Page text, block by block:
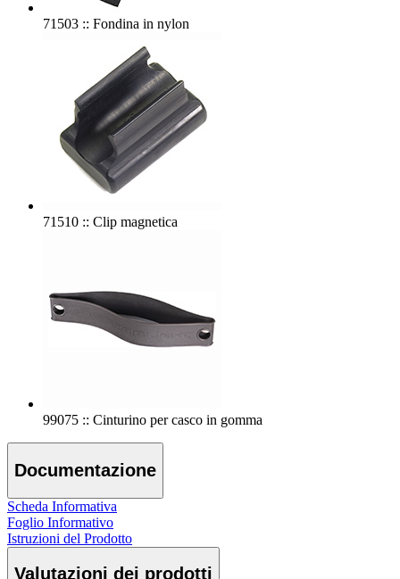
71503 :: Fondina in nylon
71510 :: Clip magnetica
99075 :: Cinturino per casco in gomma
Documentazione
Scheda Informativa
Foglio Informativo
Istruzioni del Prodotto
Valutazioni dei prodotti